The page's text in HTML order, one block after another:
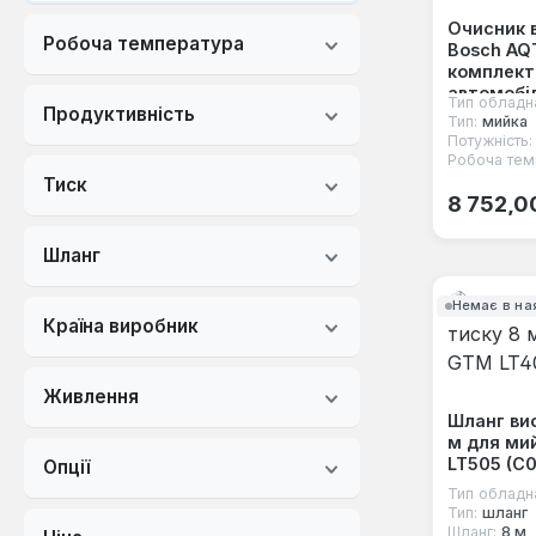
Робоча температура
Продуктивність
Тиск
Шланг
Країна виробник
Живлення
Опції
Очисник
Bosch
Тип
Тип: мийка
Потужність:
Робоча
8
Немає в
Шланг
м для
LT505
Тип
Тип: шланг
Шланг: 8 м